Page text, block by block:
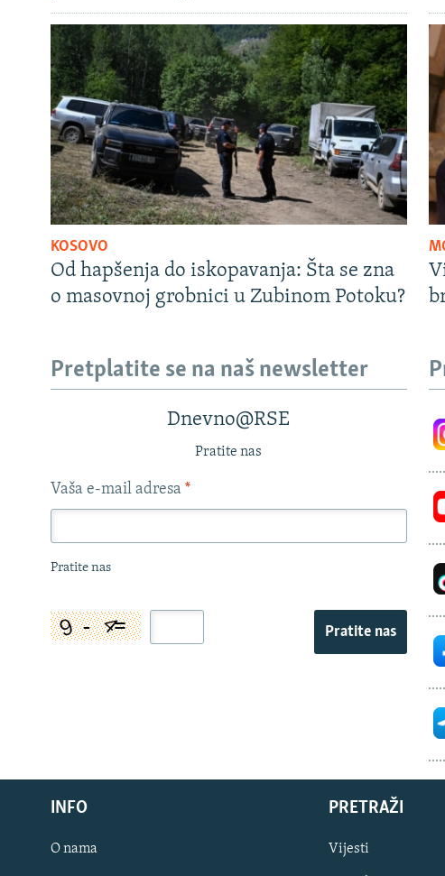
KOSOVO
Od hapšenja do iskopavanja: Šta se zna
o masovnoj grobnici u Zubinom Potoku?
Pretplatite se na naš newsletter
Dnevno@RSE
Pratite nas
Vaša e-mail adresa *
Pratite nas
Pratite nas
INFO
O nama
PRETRAŽI
Vijesti